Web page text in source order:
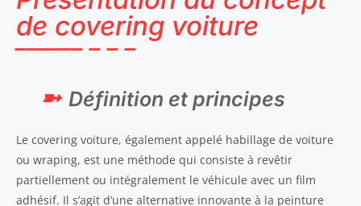
de covering voiture
Définition et principes
Le covering voiture, également appelé habillage de voiture
ou wraping, est une méthode qui consiste à revêtir
partiellement ou intégralement le véhicule avec un film
adhésif. Il s’agit d’une alternative innovante à la peinture